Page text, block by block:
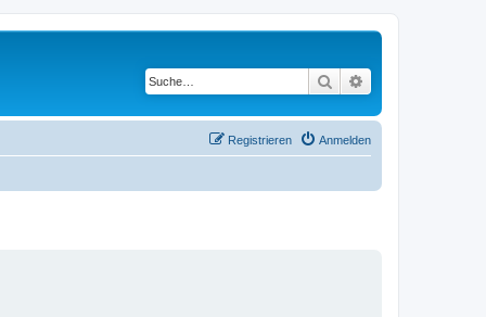
Suche
Anmelden
Registrieren